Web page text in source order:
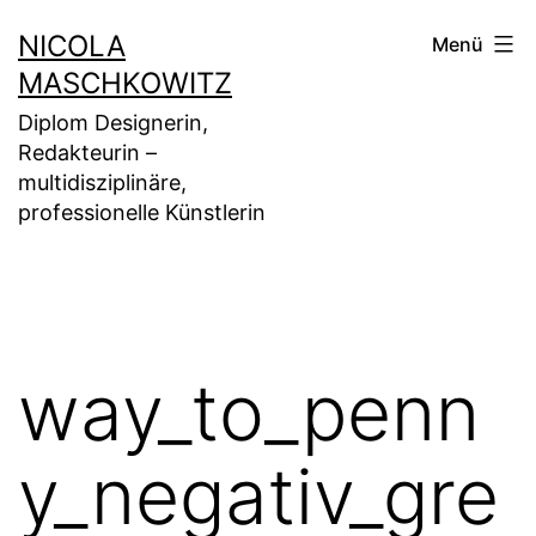
Inhalt
springen
NICOLA
MASCHKOWITZ
Diplom Designerin,
Redakteurin –
multidisziplinäre,
professionelle Künstlerin
Menü
way_to_penn
y_negativ_gre